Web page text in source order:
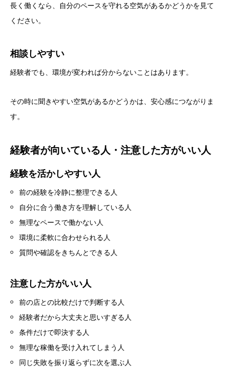
長く働くなら、自分のペースを守れる空気があるかどうかを見て
ください。
相談しやすい
経験者でも、環境が変われば分からないことはあります。
その時に聞きやすい空気があるかどうかは、安心感につながりま
す。
経験者が向いている人・注意した方がいい人
経験を活かしやすい人
前の経験を冷静に整理できる人
自分に合う働き方を理解している人
無理なペースで働かない人
環境に柔軟に合わせられる人
質問や確認をきちんとできる人
注意した方がいい人
前の店との比較だけで判断する人
経験者だから大丈夫と思いすぎる人
条件だけで即決する人
無理な稼働を受け入れてしまう人
同じ失敗を振り返らずに次を選ぶ人